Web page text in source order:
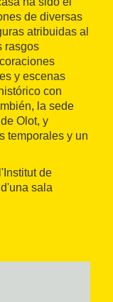
de diversas
atribuidas al
rasgos
y escenas
con
la sede
Olot, y
temporales y un
de
sala